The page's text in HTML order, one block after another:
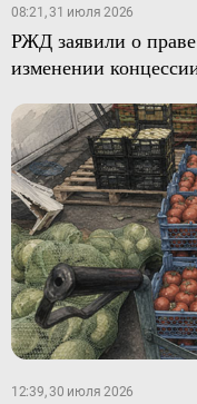
08:21, 31 июля 2026
РЖД заявили о
изменении
12:39, 30 июля 2026